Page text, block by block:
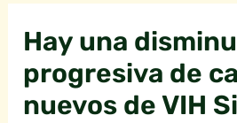
Hay una
progresiva de
nuevos de VIH